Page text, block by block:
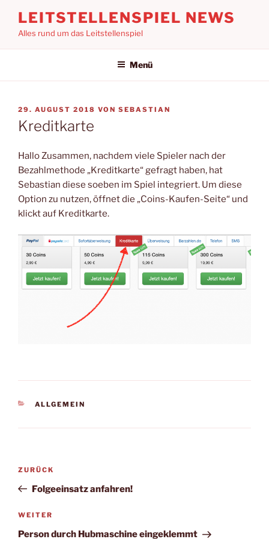
Inhalt
springen
LEITSTELLENSPIEL NEWS
Alles rund um das Leitstellenspiel
Menü
VERÖFFENTLICHT
AM
29. AUGUST 2018 VON SEBASTIAN
Kreditkarte
Hallo Zusammen, nachdem viele Spieler nach der
Bezahlmethode „Kreditkarte“ gefragt haben, hat
Sebastian diese soeben im Spiel integriert. Um diese
Option zu nutzen, öffnet die „Coins-Kaufen-Seite“ und
klickt auf Kreditkarte.
KATEGORIEN
ALLGEMEIN
Beitragsnavigation
Vorheriger
Beitrag
ZURÜCK
Folgeeinsatz anfahren!
Nächster
Beitrag
WEITER
Person durch Hubmaschine eingeklemmt